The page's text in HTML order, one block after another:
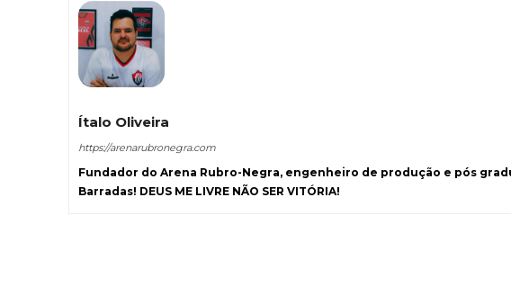
Ítalo Oliveira
https://arenarubronegra.com
Fundador do Arena Rubro-Negra, engenheiro de produção e pós
Barradas! DEUS ME LIVRE NÃO SER VITÓRIA!